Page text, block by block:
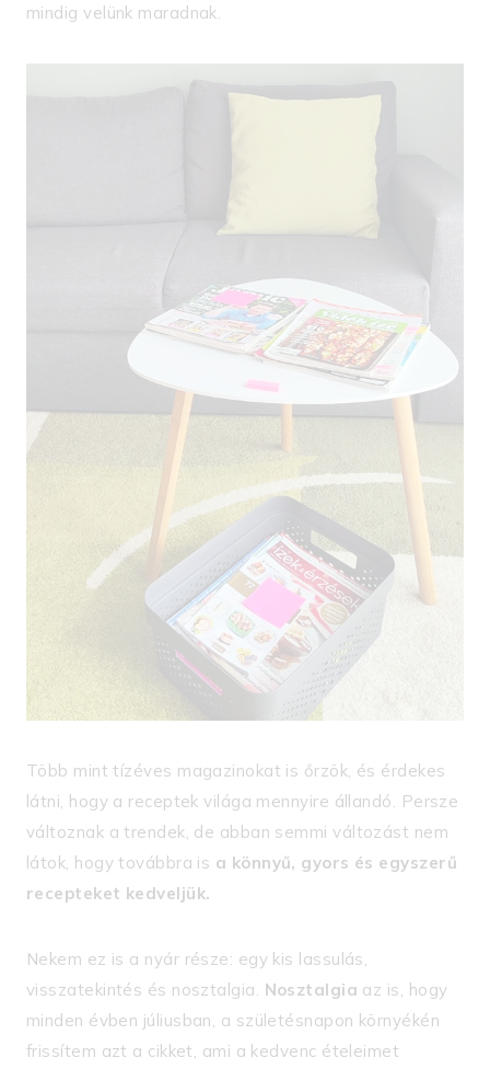
mindig velünk maradnak.
Több mint tízéves magazinokat is őrzök, és érdekes
látni, hogy a receptek világa mennyire állandó. Persze
változnak a trendek, de abban semmi változást nem
látok, hogy továbbra is a könnyű, gyors és egyszerű
recepteket kedveljük.
Nekem ez is a nyár része: egy kis lassulás,
visszatekintés és nosztalgia. Nosztalgia az is, hogy
minden évben júliusban, a születésnapon környékén
frissítem azt a cikket, ami a kedvenc ételeimet